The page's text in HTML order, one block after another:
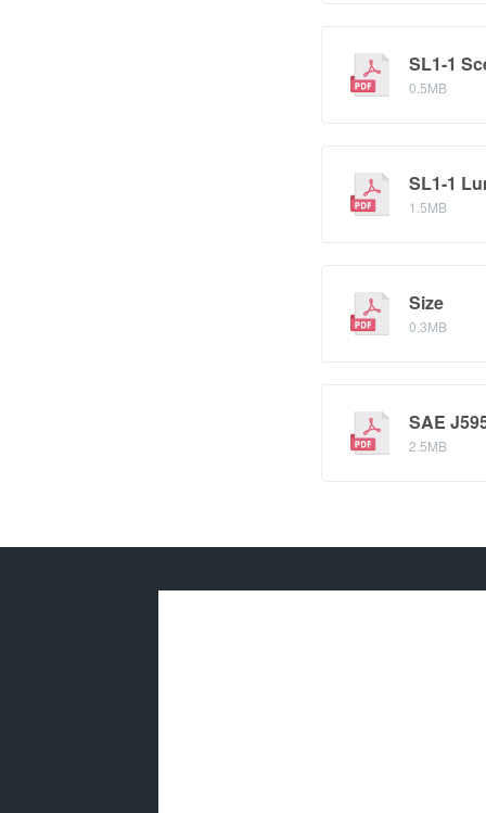
SL1-1
0.5MB
SL1-1
1.5MB
Size
0.3MB
SAE
2.5MB